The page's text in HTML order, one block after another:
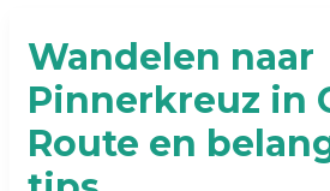
2025:
Alles
wat
je
moet
Wandelen naar
Pinnerkreuz in
Route en